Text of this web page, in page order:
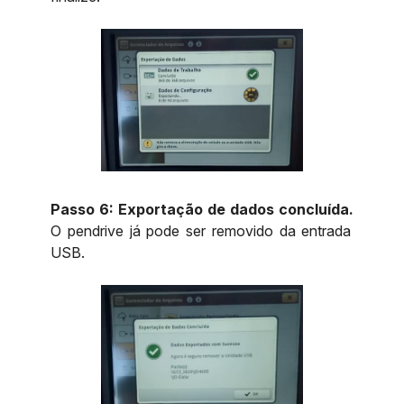
Passo 6: Exportação de dados concluída.
O pendrive já pode ser removido da entrada
USB.